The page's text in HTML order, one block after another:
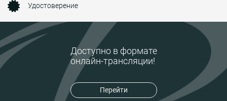
Доступно в формате
онлайн-трансляции!
Перейти
Удостоверение